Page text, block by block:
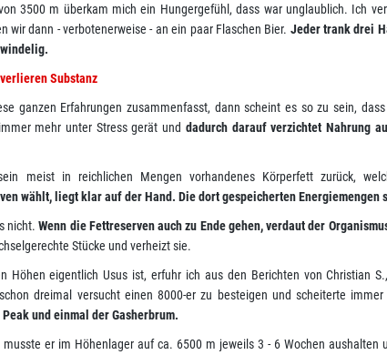
3500 m überkam mich ein Hungergefühl, dass war unglaublich. Ich
wir dann - verbotenerweise - an ein paar Flaschen Bier. Jeder trank drei
Substanz
ganzen Erfahrungen zusammenfasst, dann scheint es so zu sein,
mehr unter Stress gerät und dadurch darauf verzichtet Nahrung
meist in reichlichen Mengen vorhandenes Körperfett zurück,
wählt, liegt klar auf der Hand. Die dort gespeicherten
nicht.Wenn die Fettreserven auch zu Ende gehen, verdaut der
Stücke und verheizt sie.
Höhen eigentlich Usus ist, erfuhr ich aus den Berichten von Christian
dreimal versucht einen 8000-er zu besteigen und scheiterte
und einmal der Gasherbrum.
musste er im Höhenlager auf ca. 6500 m jeweils 3 - 6 Wochen